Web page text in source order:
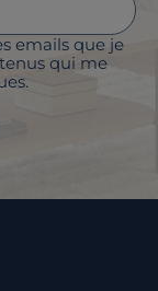
emails que je
qui me